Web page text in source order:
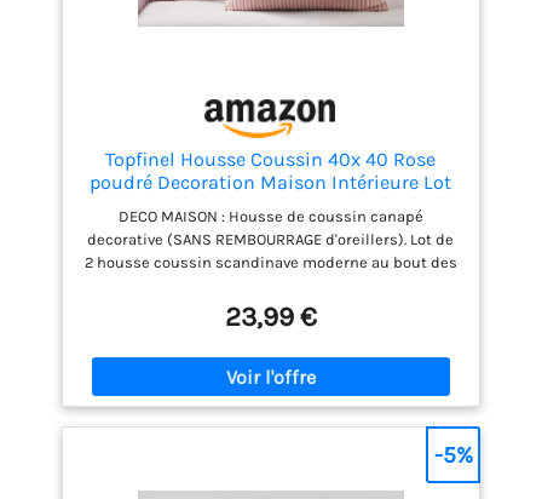
Topfinel Housse Coussin 40x 40 Rose
poudré Decoration Maison Intérieure Lot
de 4 Housse de Coussin Canape Salon
Chambre Déco Aesthetic Bohème pour
Canapé en Velours Côtelé
DECO MAISON : Housse de coussin canapé
decorative (SANS REMBOURRAGE d'oreillers). Lot de
2 housse coussin scandinave moderne au bout des
microfibre de haute qualité, qui touchent doux,
souple et confortable, hypoallergénique, brillant et
résistant aux taches. ESTHETIQUE : Fermeture éclair
dissimulée de la même couleur que la housse de
coussin. Plus pratique et rapide, adaptée aux
personnes âgées, parents et enfants. ENTRETIEN :
Housse de coussin lavable en machine ou à la main
basse température, mieux laisser refroidir
23,99 €
-5%